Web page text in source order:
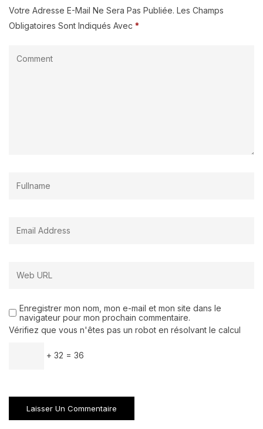
Votre Adresse E-Mail Ne Sera Pas Publiée. Les Champs
Obligatoires Sont Indiqués Avec *
Enregistrer mon nom, mon e-mail et mon site dans le
navigateur pour mon prochain commentaire.
Vérifiez que vous n'êtes pas un robot en résolvant le calcul
+ 32 = 36